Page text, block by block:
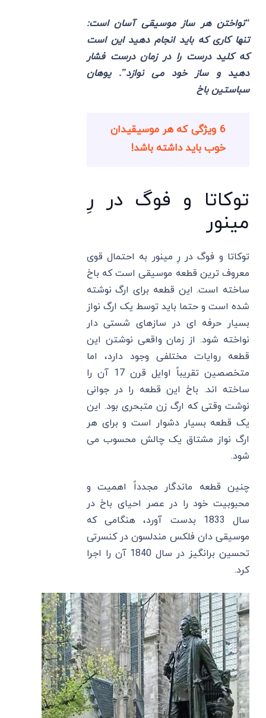
“نواختن هر ساز موسیقی آسان است:
تنها کاری که باید انجام دهید این است
که کلید درست را در زمان درست فشار
دهید و ساز خود می نوازد”.
یوهان
سباستین باخ
6 ویژگی که هر موسیقیدان
خوب باید داشته باشد!
توکاتا و فوگ در رِ
مینور
توکاتا و فوگ در رِ مینور به احتمال قوی
معروف ترین قطعه موسیقی است که باخ
ساخته است. این قطعه برای ارگ نوشته
شده است و حتما باید توسط یک ارگ نواز
بسیار حرفه ای در سازهای شستی دار
نواخته شود. از زمان واقعی نوشتن این
قطعه روایات مختلفی وجود دارد، اما
متخصصین تقریباً اوایل قرن 17 آن را
ساخته اند. باخ این قطعه را در جوانی
نوشت وقتی که ارگ زن متبحری بود. این
یک قطعه بسیار دشوار است و برای هر
ارگ نواز مشتاق یک چالش محسوب می
شود.
چنین قطعه ماندگار مجدداً اهمیت و
محبوبیت خود را در عصر احیای باخ در
سال 1833 بدست آورد، هنگامی که
موسیقی دان فلکس مندلسون در کنسرتی
تحسین برانگیز در سال 1840 آن را اجرا
کرد.